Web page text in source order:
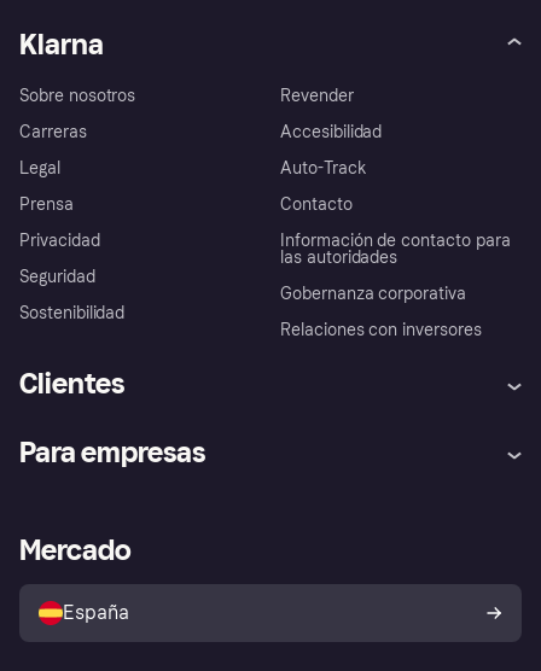
Klarna
Sobre nosotros
Carreras
Legal
Prensa
Privacidad
Seguridad
Sostenibilidad
Revender
Accesibilidad
Auto-Track
Contacto
Información de contacto para
las autoridades
Gobernanza corporativa
Relaciones con inversores
Clientes
Inicio de sesión
Directorio de tiendas
Política de protección al
comprador de Klarna
Reclamaciones
Para empresas
Acceso empresas
Mercado
España